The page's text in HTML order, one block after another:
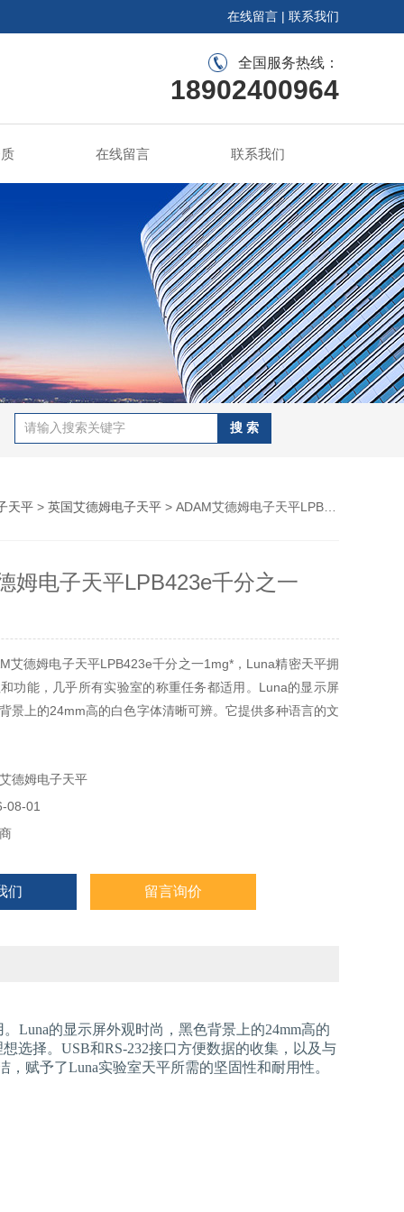
在线留言 | 联系我们
全国服务热线：
18902400964
在线留言 联系我们
天平 > 英国艾德姆电子天平 > ADAM艾德姆电子天平LPB423e千分之一1mg*
姆电子天平LPB423e千分之一
艾德姆电子天平LPB423e千分之一1mg*，Luna精密天平拥
功能，几乎所有实验室的称重任务都适用。Luna的显示屏
景上的24mm高的白色字体清晰可辨。它提供多种语言的文
德姆电子天平
08-01
们 留言询价
Luna的显示屏外观时尚，黑色背景上的24mm高的
选择。USB和RS-232接口方便数据的收集，以及与
赋予了Luna实验室天平所需的坚固性和耐用性。